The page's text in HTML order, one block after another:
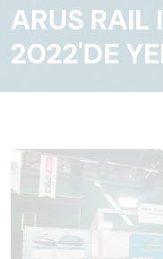
ARUS RAIL
2022'DE